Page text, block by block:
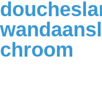
chroom